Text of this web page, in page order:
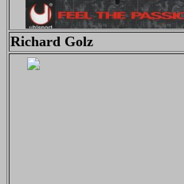
Richard Golz